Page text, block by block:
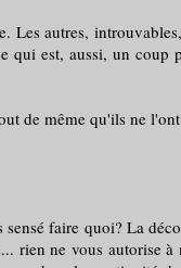
autres,
qui est, aussi, un
de même qu'ils ne
faire quoi? La
rien ne vous autorise